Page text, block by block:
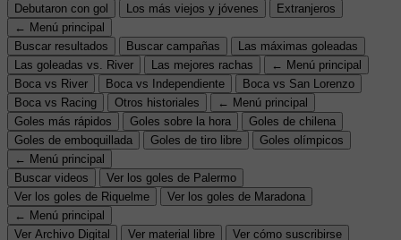
Debutaron con gol
Los más viejos y jóvenes
Extranjeros
← Menú principal
Buscar resultados
Buscar campañas
Las máximas goleadas
Las goleadas vs. River
Las mejores rachas
← Menú principal
Boca vs River
Boca vs Independiente
Boca vs San Lorenzo
Boca vs Racing
Otros historiales
← Menú principal
Goles más rápidos
Goles sobre la hora
Goles de chilena
Goles de emboquillada
Goles de tiro libre
Goles olímpicos
← Menú principal
Buscar videos
Ver los goles de Palermo
Ver los goles de Riquelme
Ver los goles de Maradona
← Menú principal
Ver Archivo Digital
Ver material libre Ver cómo suscribirse